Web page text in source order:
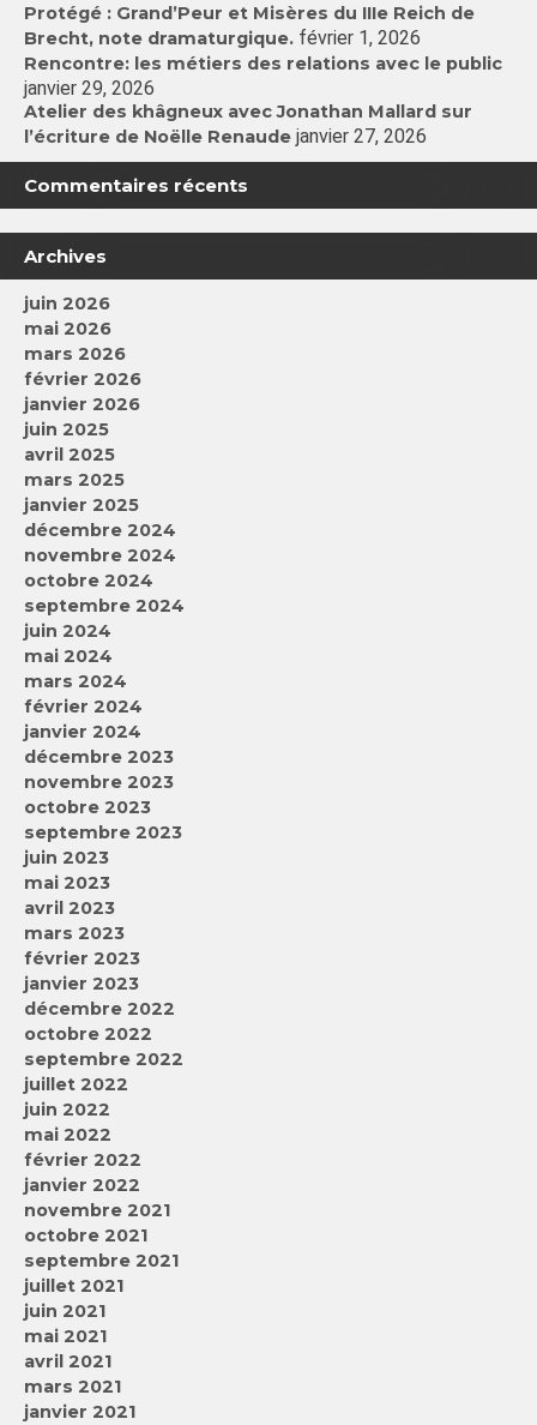
Protégé : Grand’Peur et Misères du IIIe Reich de
Brecht, note dramaturgique. février 1, 2026
Rencontre: les métiers des relations avec le public
janvier 29, 2026
Atelier des khâgneux avec Jonathan Mallard sur
l’écriture de Noëlle Renaude janvier 27, 2026
Commentaires récents
Archives
juin 2026
mai 2026
mars 2026
février 2026
janvier 2026
juin 2025
avril 2025
mars 2025
janvier 2025
décembre 2024
novembre 2024
octobre 2024
septembre 2024
juin 2024
mai 2024
mars 2024
février 2024
janvier 2024
décembre 2023
novembre 2023
octobre 2023
septembre 2023
juin 2023
mai 2023
avril 2023
mars 2023
février 2023
janvier 2023
décembre 2022
octobre 2022
septembre 2022
juillet 2022
juin 2022
mai 2022
février 2022
janvier 2022
novembre 2021
octobre 2021
septembre 2021
juillet 2021
juin 2021
mai 2021
avril 2021
mars 2021
janvier 2021